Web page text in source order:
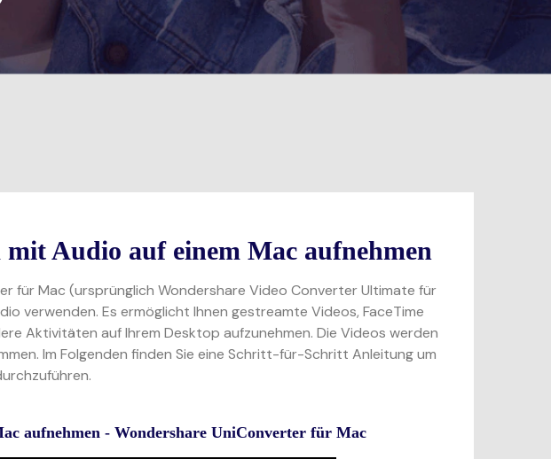
Audio auf einem Mac aufnehmen
für Mac (ursprünglich Wondershare Video Converter Ultimate für
verwenden. Es ermöglicht Ihnen gestreamte Videos, FaceTime
Aktivitäten auf Ihrem Desktop aufzunehmen. Die Videos werden
Im Folgenden finden Sie eine Schritt-für-Schritt Anleitung um
aufnehmen - Wondershare UniConverter für Mac